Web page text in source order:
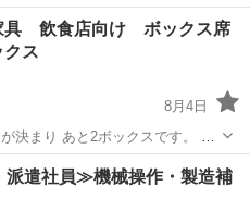
はあるかもです！ 真ん中から四
けるタイプの様です！ 質問等何でもお問い合わせください！
ト ダイニング
具 飲食店向け ボックス席
ス
8月4日
決まり あと2ボックスです。 無
かなりの重さなので複数人で引
集めてお手伝いはします。 あと
ダイニングセット ボックス
遣社員≫機械操作・製造補